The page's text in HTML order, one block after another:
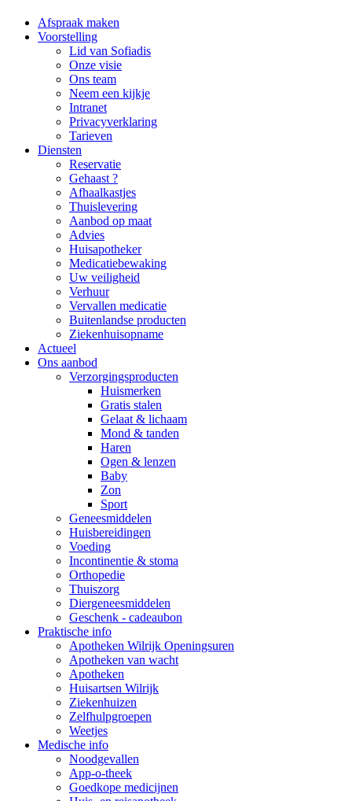
Afspraak maken
Voorstelling
Lid van Sofiadis
Onze visie
Ons team
Neem een kijkje
Intranet
Privacyverklaring
Tarieven
Diensten
Reservatie
Gehaast ?
Afhaalkastjes
Thuislevering
Aanbod op maat
Advies
Huisapotheker
Medicatiebewaking
Uw veiligheid
Verhuur
Vervallen medicatie
Buitenlandse producten
Ziekenhuisopname
Actueel
Ons aanbod
Verzorgingsproducten
Huismerken
Gratis stalen
Gelaat & lichaam
Mond & tanden
Haren
Ogen & lenzen
Baby
Zon
Sport
Geneesmiddelen
Huisbereidingen
Voeding
Incontinentie & stoma
Orthopedie
Thuiszorg
Diergeneesmiddelen
Geschenk - cadeaubon
Praktische info
Apotheken Wilrijk Openingsuren
Apotheken van wacht
Apotheken
Huisartsen Wilrijk
Ziekenhuizen
Zelfhulpgroepen
Weetjes
Medische info
Noodgevallen
App-o-theek
Goedkope medicijnen